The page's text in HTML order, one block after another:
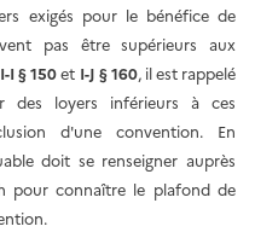
exigés pour le bénéfice de
pas être supérieurs aux
I-I § 150et I-J § 160, il est rappelé
des loyers inférieurs à ces
d'une convention. En
doit se renseigner auprès
pour connaître le plafond de